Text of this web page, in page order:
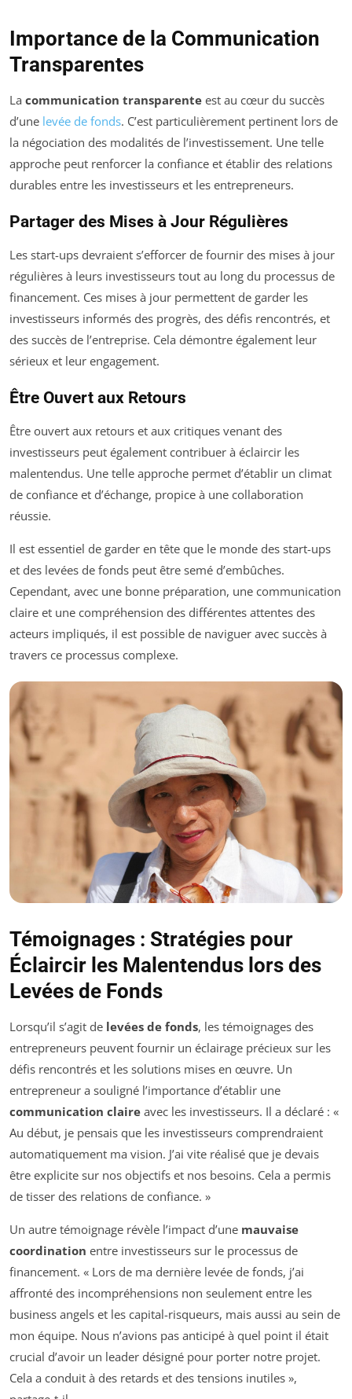
Importance de la Communication
Transparentes
La communication transparente est au cœur du succès
d’une levée de fonds. C’est particulièrement pertinent lors de
la négociation des modalités de l’investissement. Une telle
approche peut renforcer la confiance et établir des relations
durables entre les investisseurs et les entrepreneurs.
Partager des Mises à Jour Régulières
Les start-ups devraient s’efforcer de fournir des mises à jour
régulières à leurs investisseurs tout au long du processus de
financement. Ces mises à jour permettent de garder les
investisseurs informés des progrès, des défis rencontrés, et
des succès de l’entreprise. Cela démontre également leur
sérieux et leur engagement.
Être Ouvert aux Retours
Être ouvert aux retours et aux critiques venant des
investisseurs peut également contribuer à éclaircir les
malentendus. Une telle approche permet d’établir un climat
de confiance et d’échange, propice à une collaboration
réussie.
Il est essentiel de garder en tête que le monde des start-ups
et des levées de fonds peut être semé d’embûches.
Cependant, avec une bonne préparation, une communication
claire et une compréhension des différentes attentes des
acteurs impliqués, il est possible de naviguer avec succès à
travers ce processus complexe.
Témoignages : Stratégies pour
Éclaircir les Malentendus lors des
Levées de Fonds
Lorsqu’il s’agit de levées de fonds, les témoignages des
entrepreneurs peuvent fournir un éclairage précieux sur les
défis rencontrés et les solutions mises en œuvre. Un
entrepreneur a souligné l’importance d’établir une
communication claire avec les investisseurs. Il a déclaré : «
Au début, je pensais que les investisseurs comprendraient
automatiquement ma vision. J’ai vite réalisé que je devais
être explicite sur nos objectifs et nos besoins. Cela a permis
de tisser des relations de confiance. »
Un autre témoignage révèle l’impact d’une mauvaise
coordination entre investisseurs sur le processus de
financement. « Lors de ma dernière levée de fonds, j’ai
affronté des incompréhensions non seulement entre les
business angels et les capital-risqueurs, mais aussi au sein de
mon équipe. Nous n’avions pas anticipé à quel point il était
crucial d’avoir un leader désigné pour porter notre projet.
Cela a conduit à des retards et des tensions inutiles »,